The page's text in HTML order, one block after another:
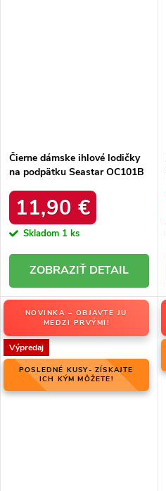
Čierne dámske ihlové lodičky
na podpätku Seastar OC101B
11,90 €
Skladom 1 ks
DETAIL
NOVINKA – OBJAVTE JU
MEDZI PRVÝMI!
Výpredaj
POSLEDNÉ KUSY- ZÍSKAJTE
ICH KÝM MÔŽETE!